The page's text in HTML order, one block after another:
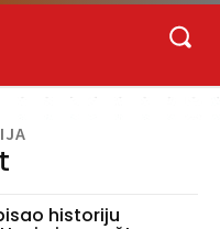
historiju